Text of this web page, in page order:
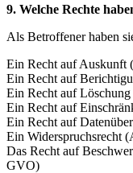
9. Welche Rechte
Als Betroffener haben
Ein Recht auf
Ein Recht auf
Ein Recht auf
Ein Recht auf
Ein Recht auf
Ein Widerspruchsrecht
Das Recht auf
GVO)